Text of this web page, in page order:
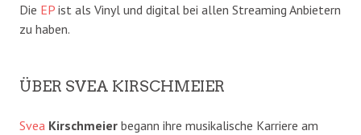
Die EP ist als Vinyl und digital bei allen Streaming Anbietern
zu haben.
ÜBER SVEA KIRSCHMEIER
Svea Kirschmeier begann ihre musikalische Karriere am